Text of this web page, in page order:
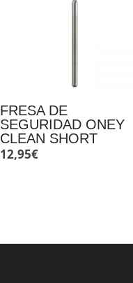
FRESA DE
SEGURIDAD ONEY
CLEAN SHORT
12,95€